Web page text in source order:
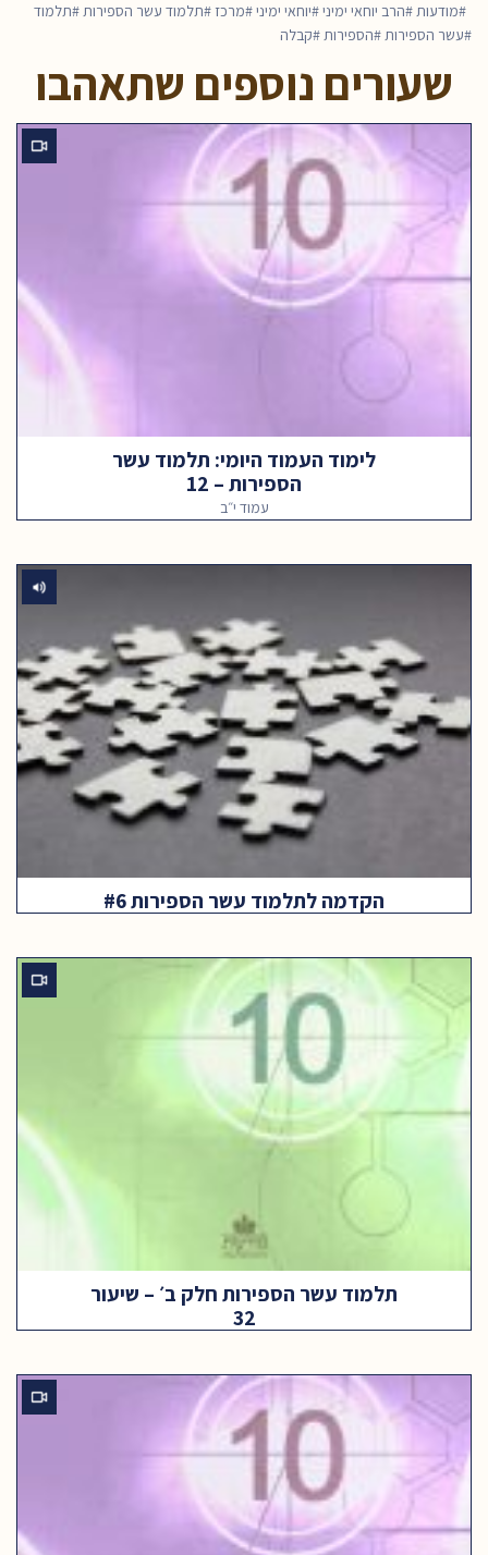
מודעות הרב יוחאי ימיני יוחאי ימיני מרכז תלמוד עשר הספירות
תלמוד
עשר הספירות
הספירות קבלה
שעורים נוספים שתאהבו
לימוד העמוד היומי: תלמוד עשר
הספירות – 12
עמוד י״ב
הקדמה לתלמוד עשר הספירות #6
תלמוד עשר הספירות חלק ב׳ – שיעור
32